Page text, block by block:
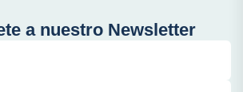
a nuestro Newsletter